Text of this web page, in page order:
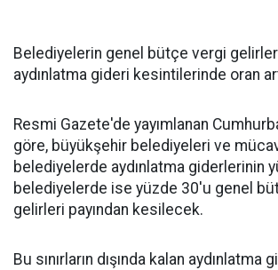
Belediyelerin genel bütçe vergi
aydınlatma gideri kesintilerinde oran
Resmi Gazete'de yayımlanan
göre, büyükşehir belediyeleri ve
belediyelerde aydınlatma giderlerinin
belediyelerde ise yüzde 30'u genel
gelirleri payından kesilecek.
Bu sınırların dışında kalan aydınlatma